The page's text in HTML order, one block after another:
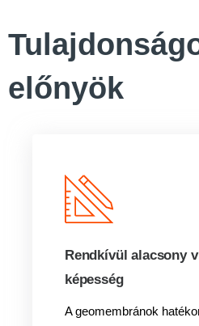
előnyök
Rendkívül alacsony
képesség
A geomembránok